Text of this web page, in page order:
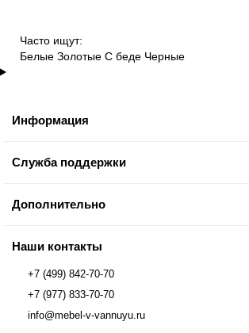
Часто ищут:
Белые Золотые С беде Черные
Информация
Служба поддержки
Дополнительно
Наши контакты
+7 (499) 842-70-70
+7 (977) 833-70-70
info@mebel-v-vannuyu.ru